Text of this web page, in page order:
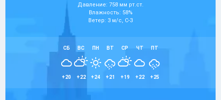
Давление: 758 мм рт.ст.
Влажность: 58%
Ветер: 3 м/с, С-З
СБ
+20
ВС
+22
ПН
+24
ВТ
+21
СР
+19
ЧТ
+22
ПТ
+25